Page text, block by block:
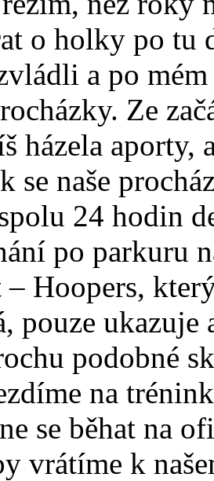
o holky po tu
a po
Ze
házela aporty,
se naše
24 hodin
po parkuru
Hoopers,
pouze
podobné
na
se běhat na
vrátíme k